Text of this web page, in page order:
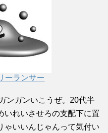
ーランサー
ンガンいこうぜ。20代半
いれいさせろの支配下に置
ゃいいんじゃんって気付い